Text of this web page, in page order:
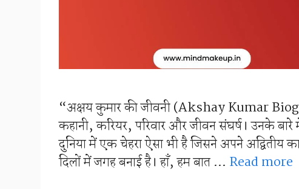
“अक्षय कुमार की जीवनी (Akshay Kumar
कहानी, करियर, परिवार और जीवन संघर्ष। उनके बारे
दुनिया में एक चेहरा ऐसा भी है जिसने अपने
दिलों में जगह बनाई है। हाँ, हम बात … Read more